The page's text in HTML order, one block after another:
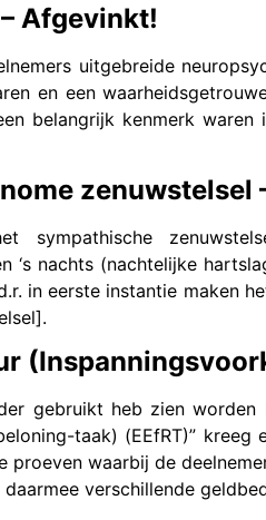
Afgevinkt!
uitgebreide
en een
belangrijk kenmerk
zenuwstelsel
sympathische
‘s nachts (nachtelijke
in eerste instantie maken
gebruikt heb zien
taak) (EEfRT)”
proeven waarbij de
verschillende